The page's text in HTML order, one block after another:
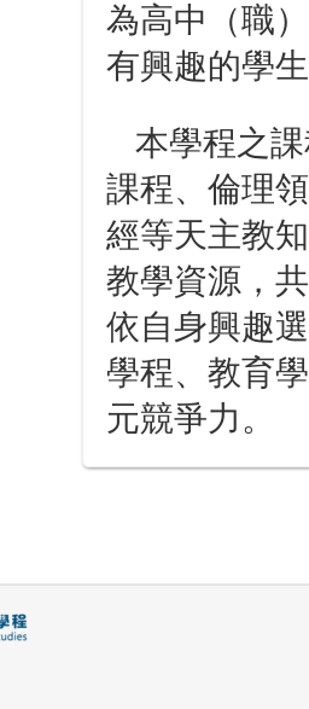
為高中（職
有興趣的學
本學程之課
課程、倫理
經等天主教
教學資源，
依自身興趣
學程、教育
元競爭力。